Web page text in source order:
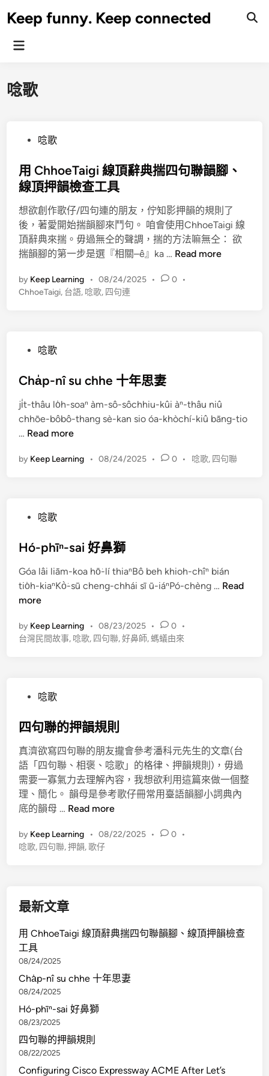
toKeep funny. Keep connected
Main
唸歌
s
t
d
i
n
唸歌
用 ChhoeTaigi 線頂辭典揣四句聯韻腳、
線頂押韻檢查工具
想欲創作歌仔/四句連的朋友，佇知影押韻的規則了
後，著愛開始揣韻腳來鬥句。 咱會使用ChhoeTaigi 線
頂辭典來揣。毋過無仝的聲調，揣的方法嘛無仝： 欲
揣韻腳的第一步是選『相關–ê』ka … 用
h
線
頂
典
線
頂
檢
查
Read more
by Keep Learning • 08/24/2025 • 0 •
ChhoeTaigi, 台語, 唸歌, 四句連
s
e
d
i
唸歌
Cha̍p-nî su chhe 十年思妻
ji̍t-thâu lo̍h-soaⁿ àm-sô-sôchhiu-kûi àⁿ-thâu niû
chhōe-bôbô-thang sè-kan sio óa-khòchí-kiû bāng-tio
… C
a̍
î
u
h
h
e
十
年
Read more
by Keep Learning • 08/24/2025 • 0 • 唸歌, 四句聯
s
e
d
i
唸歌
Hó-phīⁿ-sai 好鼻獅
Góa lâi liām-koa hō͘-lí thiaⁿBô beh khioh-chîⁿ bián
tio̍h-kiaⁿKò͘-sū cheng-chhái sī ū-iáⁿPó-chèng … H
好
鼻
獅
Read
more
by Keep Learning • 08/23/2025 • 0 •
台灣民間故事, 唸歌, 四句聯,好鼻師,螞蟻由來
s
e
d
i
n
唸歌
四句聯的押韻規則
真濟欲寫四句聯的朋友攏會參考潘科元先生的文章(台
語「四句聯、相褒、唸歌」的格律、押韻規則)，毋過
需要一寡氣力去理解內容，我想欲利用這篇來做一個整
理、簡化。 韻母是參考歌仔冊常用臺語韻腳小詞典內
底的韻母 … 四
聯
的
則
Read more
by Keep Learning • 08/22/2025 • 0 •
唸歌, 四句聯,押韻,歌仔
最新文章
用 ChhoeTaigi 線頂辭典揣四句聯韻腳、線頂押韻檢查
工具
08/24/2025
Cha̍p-nî su chhe 十年思妻
08/24/2025
Hó-phīⁿ-sai 好鼻獅
08/23/2025
四句聯的押韻規則
08/22/2025
Configuring Cisco Expressway ACME After Let’s